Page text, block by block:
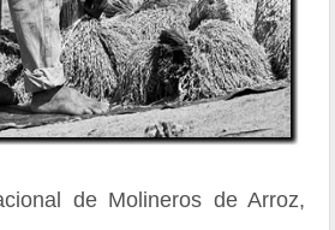
de Molineros de Arroz,